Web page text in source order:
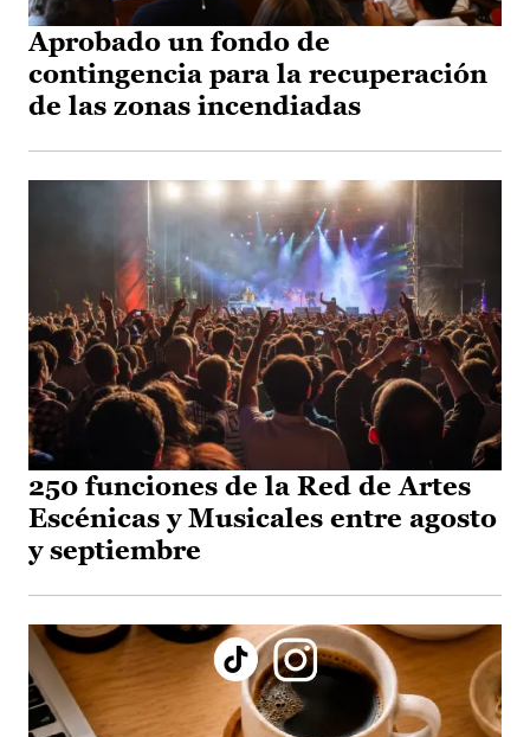
Aprobado un fondo de
contingencia para la recuperación
de las zonas incendiadas
250 funciones de la Red de Artes
Escénicas y Musicales entre agosto
y septiembre